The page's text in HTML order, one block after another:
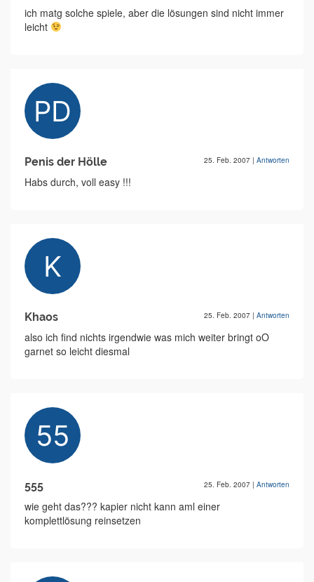
ich matg solche spiele, aber die lösungen sind nicht immer
leicht
Penis der Hölle 25. Feb. 2007 | Antworten
Habs durch, voll easy !!!
Khaos 25. Feb. 2007 | Antworten
also ich find nichts irgendwie was mich weiter bringt oO
garnet so leicht diesmal
555 25. Feb. 2007 | Antworten
wie geht das??? kapier nicht kann aml einer
komplettlösung reinsetzen